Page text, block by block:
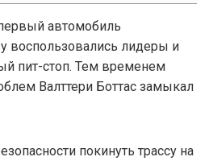
автомобиль
воспользовались лидеры и
пит-стоп. Тем временем
Валттери Боттас замыкал
покинуть трассу на